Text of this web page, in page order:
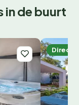
in de buurt
Direct